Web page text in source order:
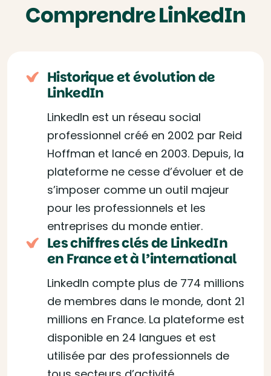
Comprendre LinkedIn
Historique et évolution de
LinkedIn
LinkedIn est un réseau social
professionnel créé en 2002 par Reid
Hoffman et lancé en 2003. Depuis, la
plateforme ne cesse d’évoluer et de
s’imposer comme un outil majeur
pour les professionnels et les
entreprises du monde entier.
Les chiffres clés de LinkedIn
en France et à l’international
LinkedIn compte plus de 774 millions
de membres dans le monde, dont 21
millions en France. La plateforme est
disponible en 24 langues et est
utilisée par des professionnels de